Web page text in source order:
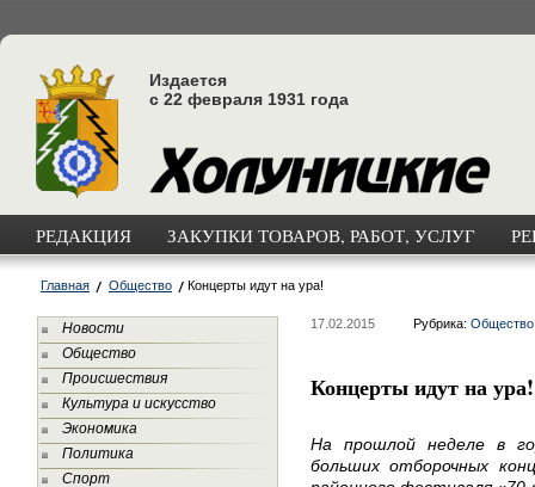
Издается
с 22 февраля 1931 года
РЕДАКЦИЯ ЗАКУПКИ ТОВАРОВ, РАБОТ, УСЛУГ
Главная Общество Концерты идут на ура!
Новости
Общество
Происшествия
Культура и искусство
Экономика
Политика
Спорт
17.02.2015 Рубрика: Общество
Концерты идут на ура!
На прошлой неделе в
больших отборочных